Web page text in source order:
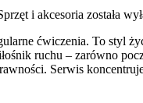
i akcesoria została
ćwiczenia. To styl
ruchu – zarówno
Serwis